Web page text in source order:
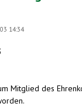
14:34
Mitglied des